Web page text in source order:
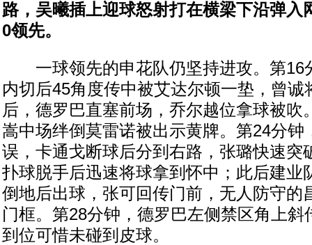
路，吴曦插上迎球怒射打在横梁下沿弹入
0领先。
一球领先的申花队仍坚持进攻。第16
内切后45角度传中被艾达尔顿一垫，曾诚
后，德罗巴直塞前场，乔尔越位拿球被吹
嵩中场绊倒莫雷诺被出示黄牌。第24分钟
误，卡通戈断球后分到右路，张璐快速突
扑球脱手后迅速将球拿到怀中；此后建业
倒地后出球，张可回传门前，无人防守的
门框。第28分钟，德罗巴左侧禁区角上斜
到位可惜未碰到皮球。